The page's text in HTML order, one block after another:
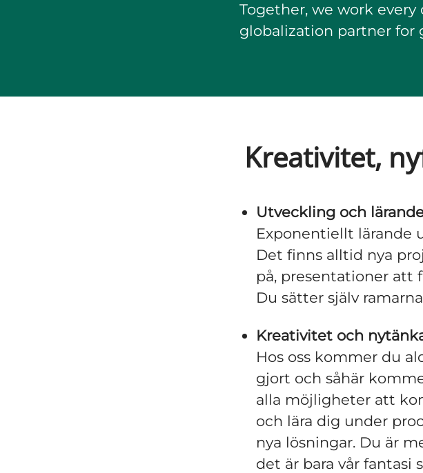
Together, we work
globalization partner for
Kreativitet,
Utveckling och
Exponentiellt lärande
Det finns alltid nya
på, presentationer att
Du sätter själv
Kreativitet och
Hos oss kommer du
gjort och såhär
alla möjligheter att
och lära dig under
nya lösningar. Du är
det är bara vår fantasi